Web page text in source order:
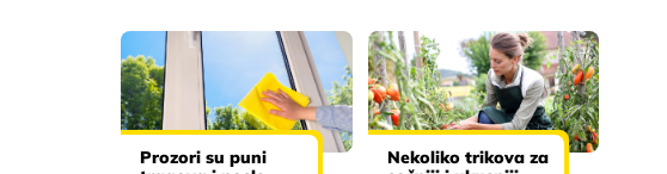
Prozori su puni
Nekoliko trikova za